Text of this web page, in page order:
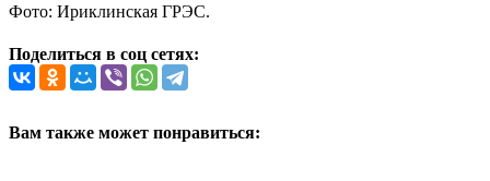
Фото: Ириклинская ГРЭС.
Поделиться в соц сетях:
Вам также может понравиться: